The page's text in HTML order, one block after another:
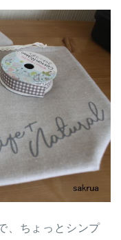
、ちょっとシンプ